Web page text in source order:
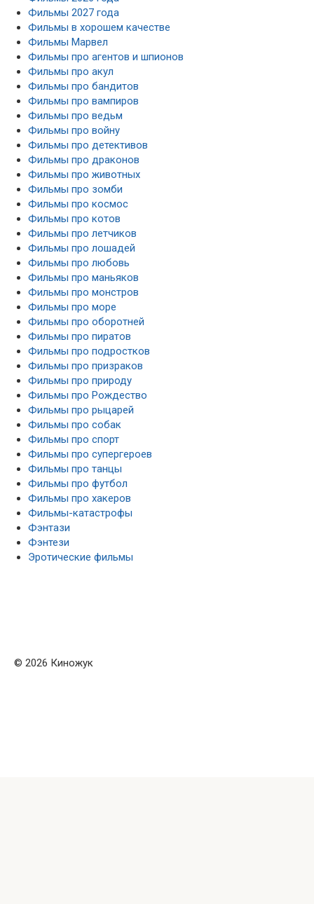
Фильмы 2027 года
Фильмы в хорошем качестве
Фильмы Марвел
Фильмы про агентов и шпионов
Фильмы про акул
Фильмы про бандитов
Фильмы про вампиров
Фильмы про ведьм
Фильмы про войну
Фильмы про детективов
Фильмы про драконов
Фильмы про животных
Фильмы про зомби
Фильмы про космос
Фильмы про котов
Фильмы про летчиков
Фильмы про лошадей
Фильмы про любовь
Фильмы про маньяков
Фильмы про монстров
Фильмы про море
Фильмы про оборотней
Фильмы про пиратов
Фильмы про подростков
Фильмы про призраков
Фильмы про природу
Фильмы про Рождество
Фильмы про рыцарей
Фильмы про собак
Фильмы про спорт
Фильмы про супергероев
Фильмы про танцы
Фильмы про футбол
Фильмы про хакеров
Фильмы-катастрофы
Фэнтази
Фэнтези
Эротические фильмы
© 2026 Киножук